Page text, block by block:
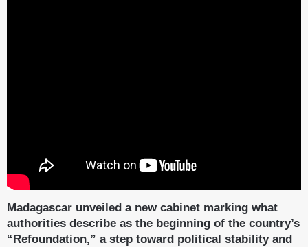
Madagascar unveiled a new cabinet marking what
authorities describe as the beginning of the country’s
“Refoundation,” a step toward political stability and